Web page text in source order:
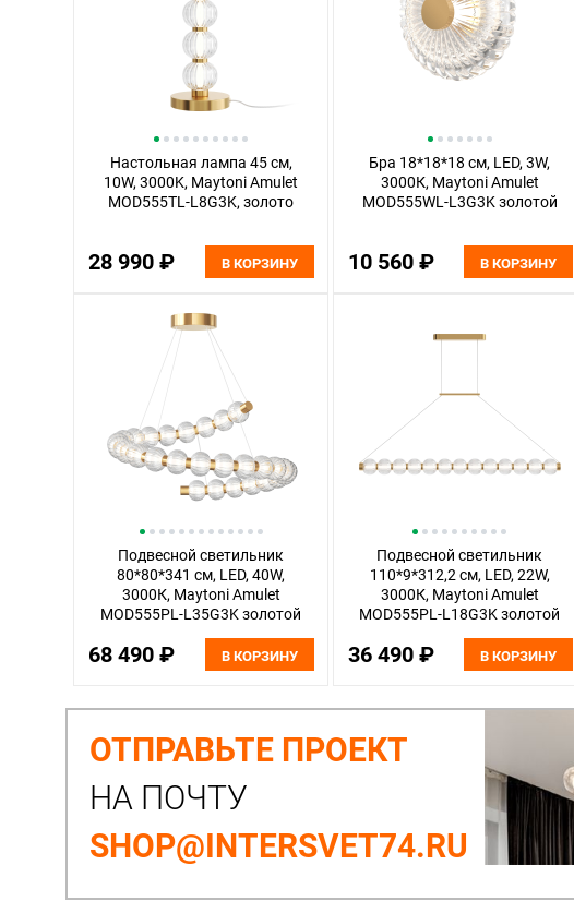
Настольная лампа 45 см,
10W, 3000K, Maytoni Amulet
MOD555TL-L8G3K, золото
28 990 ₽ В КОРЗИНУ
Бра 18*18*18 см, LED, 3W,
3000К, Maytoni Amulet
MOD555WL-L3G3K золотой
10 560 ₽ В КОРЗИНУ
Подвесной светильник
80*80*341 см, LED, 40W,
3000К, Maytoni Amulet
MOD555PL-L35G3K золотой
68 490 ₽ В КОРЗИНУ
Подвесной светильник
110*9*312,2 см, LED, 22W,
3000К, Maytoni Amulet
MOD555PL-L18G3K золотой
36 490 ₽ В КОРЗИНУ
ОТПРАВЬТЕ ПРОЕКТ
НА ПОЧТУ
SHOP@INTERSVET74.RU